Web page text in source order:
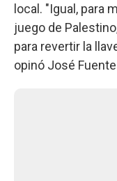
local. "Igual, para
juego de
para revertir la
opinó José